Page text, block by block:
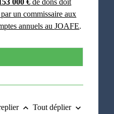
un commissaire aux
annuels auJOAFE.
keyboard_arrow_up Tout déplier keyboard_arrow_down